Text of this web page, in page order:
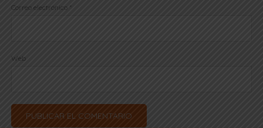
Correo electrónico *
Web